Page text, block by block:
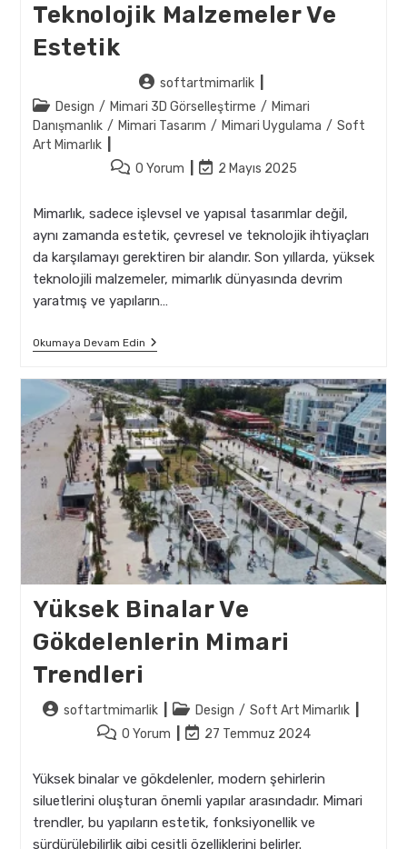
Teknolojik Malzemeler Ve
Estetik
Post
author:
softartmimarlik
Post
category:
Design / Mimari 3D Görselleştirme / Mimari
Danışmanlık / Mimari Tasarım / Mimari Uygulama / Soft
Art Mimarlık
Post0 Yorum
Post
modified:
2 Mayıs 2025
Mimarlık, sadece işlevsel ve yapısal tasarımlar değil,
aynı zamanda estetik, çevresel ve teknolojik ihtiyaçları
da karşılamayı gerektiren bir alandır. Son yıllarda, yüksek
teknolojili malzemeler, mimarlık dünyasında devrim
yaratmış ve yapıların…
Okumaya Devam EdinMimarlıkta
Yüksek
Malzemeler
Ve
Estetik
Yüksek Binalar Ve
Gökdelenlerin Mimari
Trendleri
Postsoftartmimarlik
Post
category:
Design / Soft Art Mimarlık
Post0 Yorum
Post
modified:
27 Temmuz 2024
Yüksek binalar ve gökdelenler, modern şehirlerin
siluetlerini oluşturan önemli yapılar arasındadır. Mimari
trendler, bu yapıların estetik, fonksiyonellik ve
sürdürülebilirlik gibi çeşitli özelliklerini belirler.